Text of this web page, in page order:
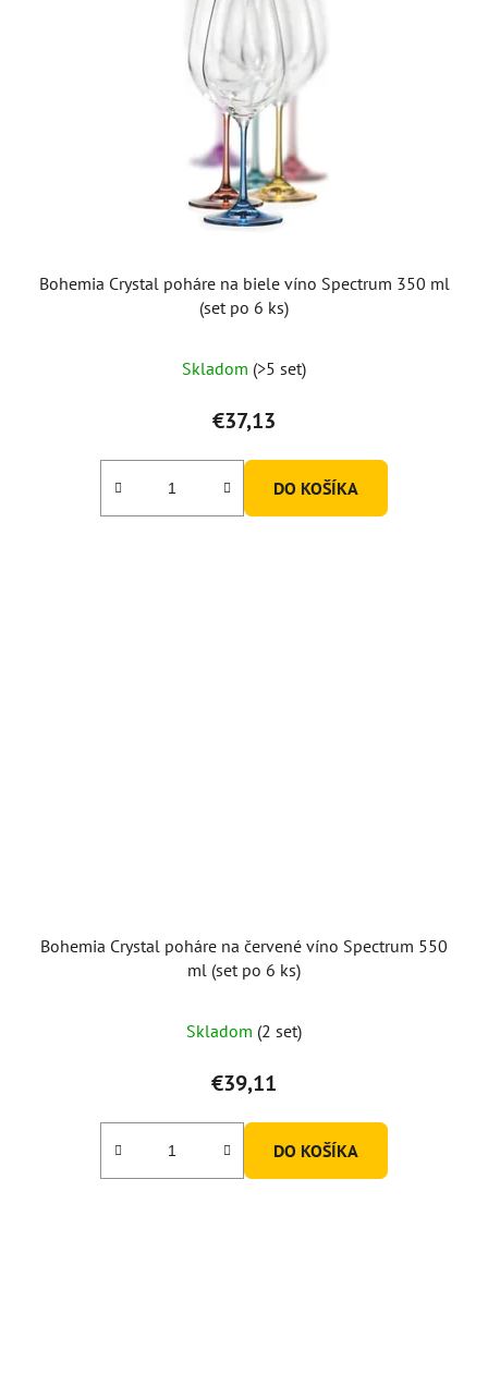
Bohemia Crystal poháre na biele víno Spectrum 350 ml
(set po 6 ks)
Skladom (>5 set)
€37,13
DO KOŠÍKA
Bohemia Crystal poháre na červené víno Spectrum 550
ml (set po 6 ks)
hodnotenie
produktu
je
5,0
Skladom (2 set)
€39,11
DO KOŠÍKA